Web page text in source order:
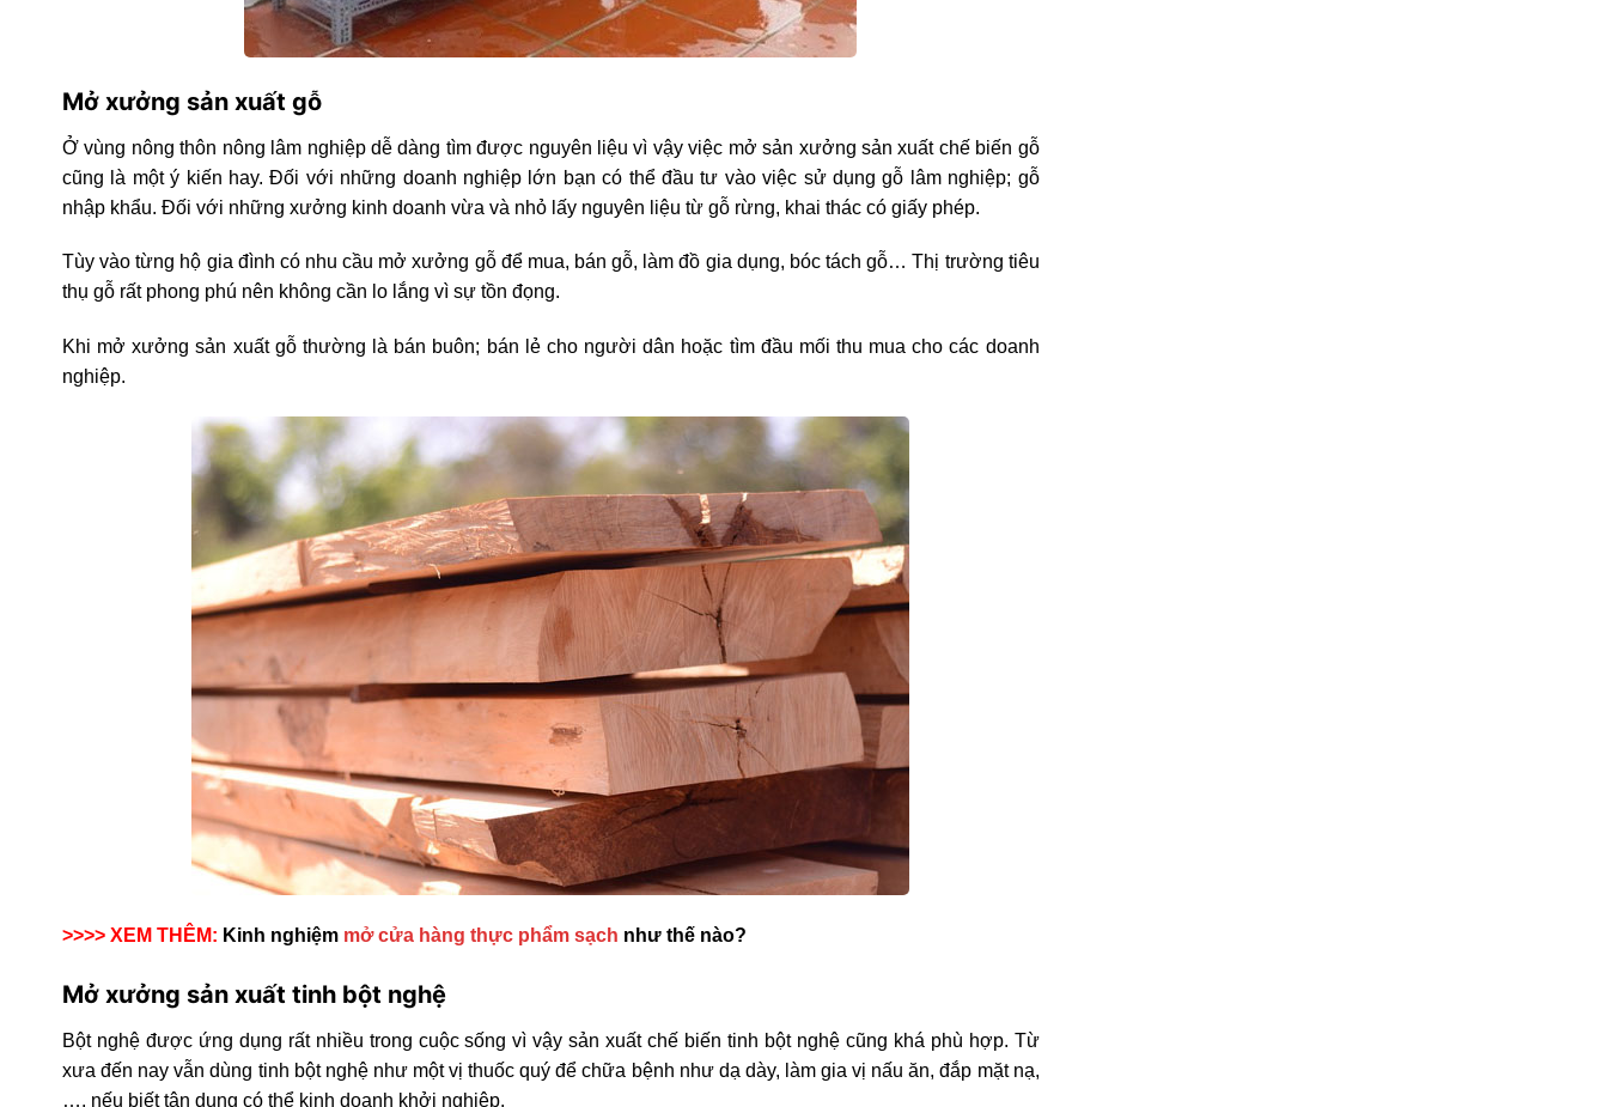
Mở xưởng sản xuất gỗ
Ở vùng nông thôn nông lâm nghiệp dễ dàng tìm được nguyên liệu vì vậy việc mở sản xưởng sản xuất chế biến gỗ
cũng là một ý kiến hay. Đối với những doanh nghiệp lớn bạn có thể đầu tư vào việc sử dụng gỗ lâm nghiệp; gỗ
nhập khẩu. Đối với những xưởng kinh doanh vừa và nhỏ lấy nguyên liệu từ gỗ rừng, khai thác có giấy phép.
Tùy vào từng hộ gia đình có nhu cầu mở xưởng gỗ để mua, bán gỗ, làm đồ gia dụng, bóc tách gỗ… Thị trường tiêu
thụ gỗ rất phong phú nên không cần lo lắng vì sự tồn đọng.
Khi mở xưởng sản xuất gỗ thường là bán buôn; bán lẻ cho người dân hoặc tìm đầu mối thu mua cho các doanh
nghiệp.
>>>> XEM THÊM: Kinh nghiệm mở cửa hàng thực phẩm sạch như thế nào?
Mở xưởng sản xuất tinh bột nghệ
Bột nghệ được ứng dụng rất nhiều trong cuộc sống vì vậy sản xuất chế biến tinh bột nghệ cũng khá phù hợp. Từ
xưa đến nay vẫn dùng tinh bột nghệ như một vị thuốc quý để chữa bệnh như dạ dày, làm gia vị nấu ăn, đắp mặt nạ,
…. nếu biết tận dụng có thể kinh doanh khởi nghiệp.